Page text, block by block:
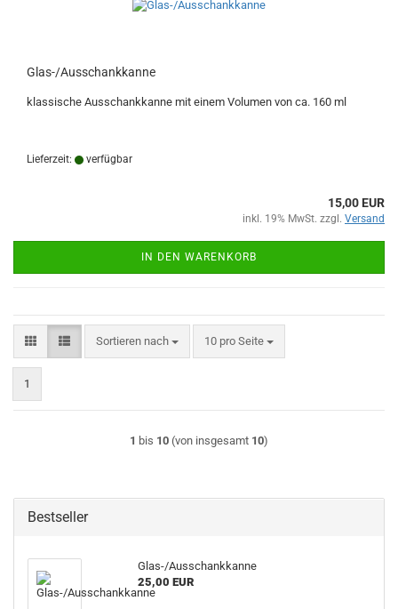
Glas-/Ausschankkanne
klassische Ausschankkanne mit einem Volumen von ca. 160 ml
Lieferzeit: verfügbar
15,00 EUR
inkl. 19% MwSt. zzgl. Versand
IN DEN WARENKORB
Sortieren nach
Sortieren nach 10 pro Seite
pro Seite
1
1 bis 10 (von insgesamt 10)
Bestseller
Glas-/Ausschankkanne
25,00 EUR